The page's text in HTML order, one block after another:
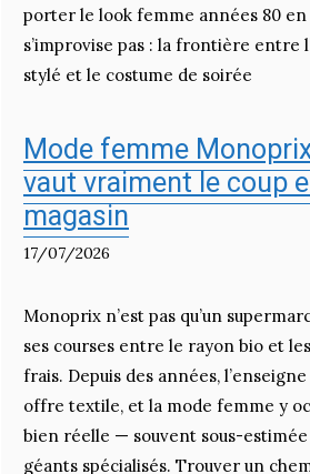
porter le look femme années 80 en
s’improvise pas : la frontière entre
stylé et le costume de soirée
Mode femme
vaut vraiment le coup
magasin
17/07/2026
Monoprix n’est pas qu’un
ses courses entre le rayon bio et
frais. Depuis des années,
offre textile, et la mode femme y
bien réelle — souvent sous-estimée
géants spécialisés. Trouver un